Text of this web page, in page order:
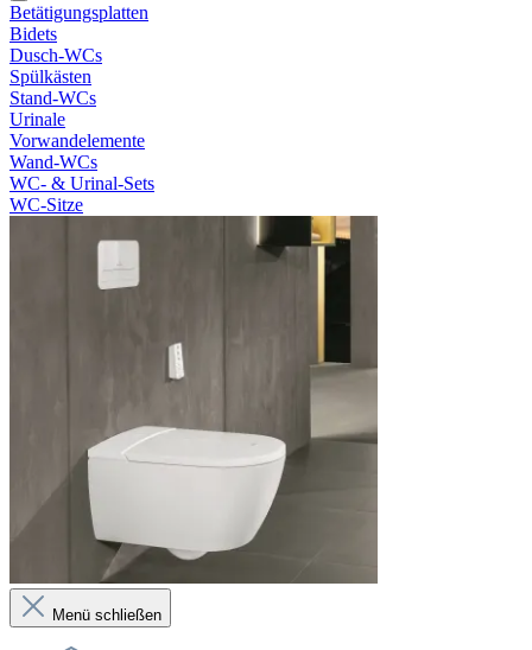
Betätigungsplatten
Bidets
Dusch-WCs
Spülkästen
Stand-WCs
Urinale
Vorwandelemente
Wand-WCs
WC- & Urinal-Sets
WC-Sitze
Menü schließen